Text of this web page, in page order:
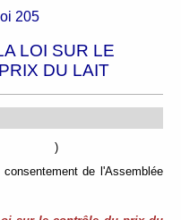
205
LOI SUR LE
DU LAIT
: )
de l'Assemblée